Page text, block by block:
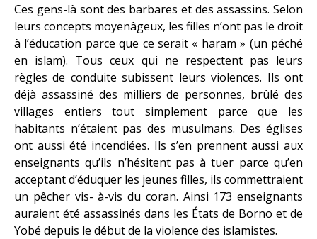
Ces gens-là sont des barbares et des assassins. Selon
leurs concepts moyenâgeux, les filles n’ont pas le droit
à l’éducation parce que ce serait « haram » (un péché
en islam). Tous ceux qui ne respectent pas leurs
règles de conduite subissent leurs violences. Ils ont
déjà assassiné des milliers de personnes, brûlé des
villages entiers tout simplement parce que les
habitants n’étaient pas des musulmans. Des églises
ont aussi été incendiées. Ils s’en prennent aussi aux
enseignants qu’ils n’hésitent pas à tuer parce qu’en
acceptant d’éduquer les jeunes filles, ils commettraient
un pêcher vis- à-vis du coran. Ainsi 173 enseignants
auraient été assassinés dans les États de Borno et de
Yobé depuis le début de la violence des islamistes.